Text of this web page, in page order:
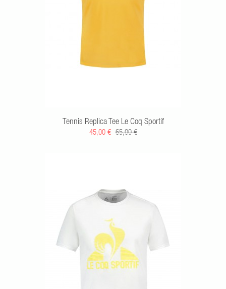
Tennis Replica Tee Le Coq Sportif
45,00 € 65,00 €